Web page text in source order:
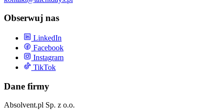
Obserwuj nas
LinkedIn
Facebook
Instagram
TikTok
Dane firmy
Absolvent.pl Sp. z o.o.